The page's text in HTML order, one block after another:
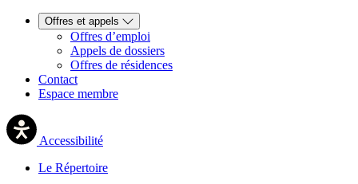
Offres et appels
Offres d’emploi
Appels de dossiers
Offres de résidences
Contact
Espace membre
Accessibilité
Le Répertoire